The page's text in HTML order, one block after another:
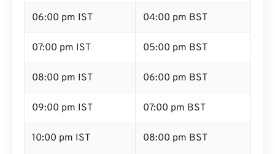
06:00 pm IST 04:00 pm BST
07:00 pm IST 05:00 pm BST
08:00 pm IST 06:00 pm BST
09:00 pm IST 07:00 pm BST
10:00 pm IST 08:00 pm BST